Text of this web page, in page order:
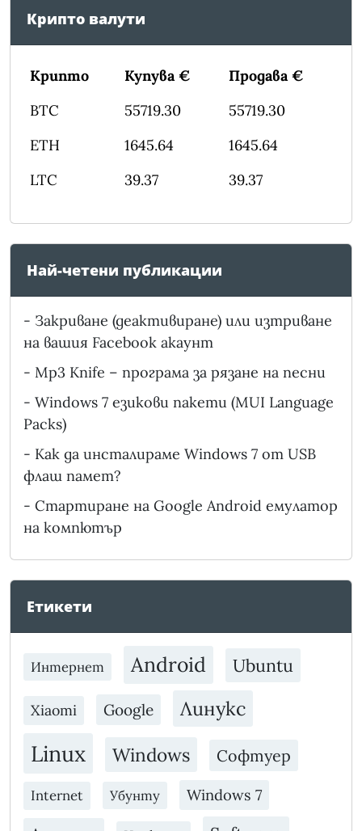
Крипто валути
Крипто Купува €
Продава €
BTC
55719.30
55719.30
ETH
1645.64
1645.64
LTC
39.37 39.37
Най-четени публикации
- Закриване (деактивиране) или изтриване
на вашия Facebook акаунт
- Mp3 Knife – програма за рязане на песни
- Windows 7 езикови пакети (MUI Language
Packs)
- Как да инсталираме Windows 7 от USB
флаш памет?
- Стартиране на Google Android емулатор
на компютър
Етикети
Интернет Android Ubuntu
Xiaomi Google Линукс
Linux Windows Софтуер
Internet Убунту Windows 7